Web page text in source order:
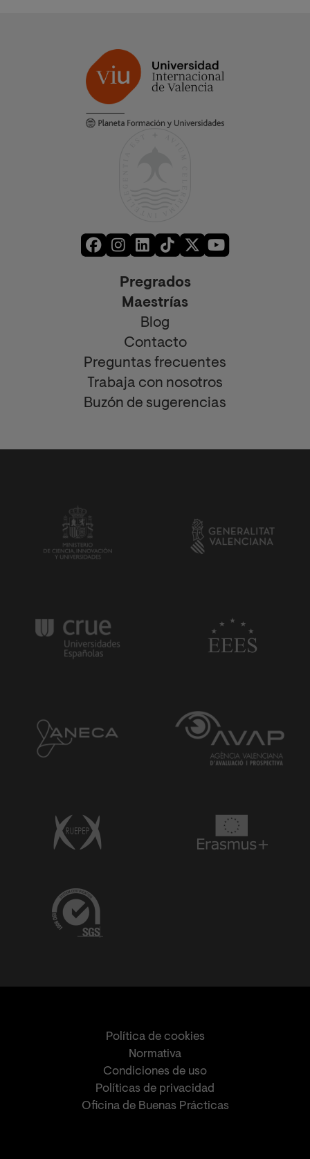
Pregrados
Maestrías
Blog
Contacto
Preguntas frecuentes
Trabaja con nosotros
Buzón de sugerencias
Política de cookies
Normativa
Condiciones de uso
Políticas de privacidad
Oficina de Buenas Prácticas